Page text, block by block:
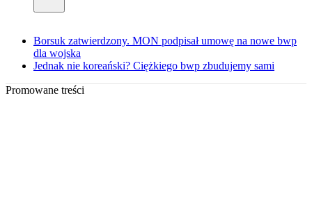
Borsuk zatwierdzony. MON podpisał umowę na nowe bwp
dla wojska
Jednak nie koreański? Ciężkiego bwp zbudujemy sami
Promowane treści